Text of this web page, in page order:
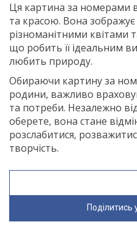
Ця картина за номерами
та красою. Вона зображує
різноманітними квітами
що робить її ідеальним
любить природу.
Обираючи картину за
родини, важливо
та потреби. Незалежно
оберете, вона стане
розслабитися,
творчість.
Поділитись